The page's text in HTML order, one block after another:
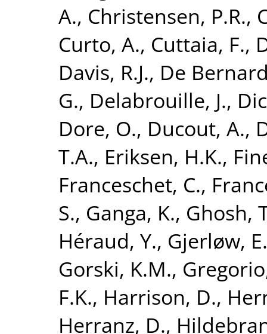
A., Christensen, P.R.,
Curto, A., Cuttaia, F.,
Davis, R.J., De
G., Delabrouille, J.,
Dore, O., Ducout, A.,
T.A., Eriksen, H.K.,
Franceschet, C.,
S., Ganga, K., Ghosh,
Héraud, Y., Gjerløw, E.
Gorski, K.M.,
F.K., Harrison, D.,
Herranz, D.,